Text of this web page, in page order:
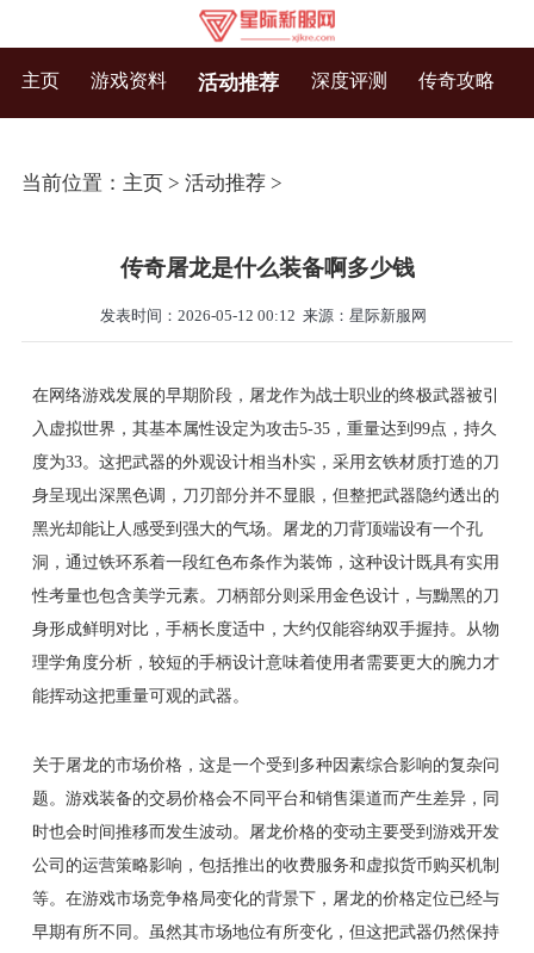
主页 游戏资料 活动推荐 深度评测 传奇攻略
当前位置： 主页> 活动推荐>
传奇屠龙是什么装备啊多少钱
发表时间：2026-05-12 00:12 来源：星际新服网
在网络游戏发展的早期阶段，屠龙作为战士职业的终极武器被引
入虚拟世界，其基本属性设定为攻击5-35，重量达到99点，持久
度为33。这把武器的外观设计相当朴实，采用玄铁材质打造的刀
身呈现出深黑色调，刀刃部分并不显眼，但整把武器隐约透出的
黑光却能让人感受到强大的气场。屠龙的刀背顶端设有一个孔
洞，通过铁环系着一段红色布条作为装饰，这种设计既具有实用
性考量也包含美学元素。刀柄部分则采用金色设计，与黝黑的刀
身形成鲜明对比，手柄长度适中，大约仅能容纳双手握持。从物
理学角度分析，较短的手柄设计意味着使用者需要更大的腕力才
能挥动这把重量可观的武器。
关于屠龙的市场价格，这是一个受到多种因素综合影响的复杂问
题。游戏装备的交易价格会不同平台和销售渠道而产生差异，同
时也会时间推移而发生波动。屠龙价格的变动主要受到游戏开发
公司的运营策略影响，包括推出的收费服务和虚拟货币购买机制
等。在游戏市场竞争格局变化的背景下，屠龙的价格定位已经与
早期有所不同。虽然其市场地位有所变化，但这把武器仍然保持